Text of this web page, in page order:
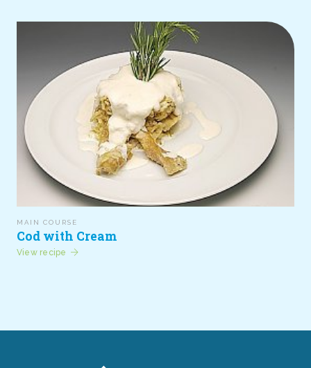
MAIN COURSE
Cod with Cream
View recipe